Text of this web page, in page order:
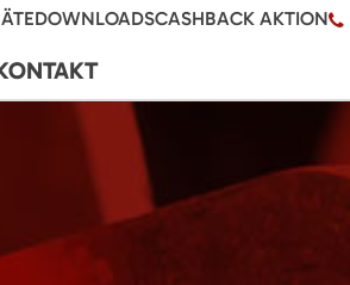
DOWNLOADSCASHBACK AKTION